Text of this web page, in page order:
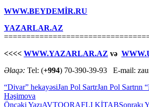
WWW.BEYDEMİR.RU
YAZARLAR.AZ
<<<< WWW.YAZARLAR.AZ və
Əlaqə: Tel: (+994) 70-390-39-93 E-mail:
“Divar” hekayəsiJan Pol SartrJan Pol Sartrın
Həşimova
Öncəki YazıAVTOQRAFLI KİTABSonrakı